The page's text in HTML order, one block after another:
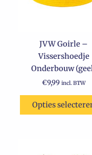
JVW Goirle –
Vissershoedje
Onderbouw
€9,99 incl. BTW
Opties
Deze
gekozen
worden
op
de